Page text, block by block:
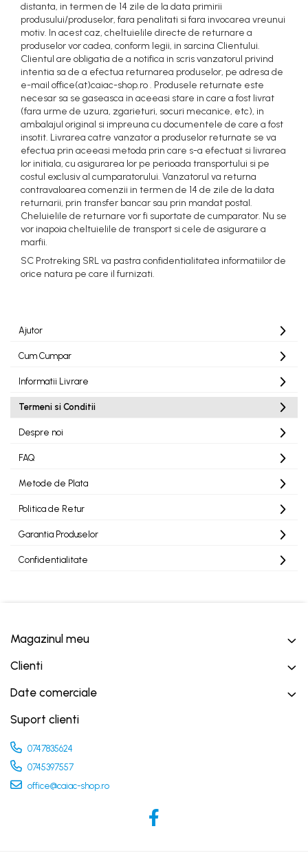
distanta, in termen de 14 zile de la data primirii
produsului/produselor, fara penalitati si fara invocarea vreunui
motiv. In acest caz, cheltuielile directe de returnare a
produselor vor cadea, conform legii, in sarcina Clientului.
Clientul are obligatia de a notifica in scris vanzatorul privind
intentia sa de a efectua returnarea produselor, pe adresa de
e-mail office(at)caiac-shop.ro . Produsele returnate este
necesar sa se gaseasca in aceeasi stare in care a fost livrat
(fara urme de uzura, zgarieturi, socuri mecanice, etc), in
ambalajul original si impreuna cu documentele de care a fost
insotit. Livrarea catre vanzator a produselor returnate se va
efectua prin aceeasi metoda prin care s-a efectuat si livrarea
lor initiala, cu asigurarea lor pe perioada transportului si pe
costul exclusiv al cumparatorului. Vanzatorul va returna
contravaloarea comenzii in termen de 14 de zile de la data
returnarii, prin transfer bancar sau prin mandat postal.
Cheluielile de returnare vor fi suportate de cumparator. Nu se
vor inapoia cheltuielile de transport si cele de asigurare a
marfii.
SC Protreking SRL va pastra confidentialitatea informatiilor de
orice natura pe care il furnizati.
Ajutor
Cum Cumpar
Informatii Livrare
Termeni si Conditii
Despre noi
FAQ
Metode de Plata
Politica de Retur
Garantia Produselor
Confidentialitate
Magazinul meu
Clienti
Date comerciale
Suport clienti
0747835624
0745397557
office@caiac-shop.ro